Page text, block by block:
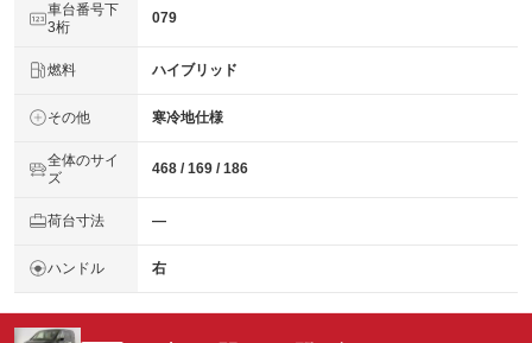
車台番号下
3桁
079
燃料 ハイブリッド
その他 寒冷地仕様
全体のサイ
ズ
468 / 169 / 186
荷台寸法 ―
ハンドル 右